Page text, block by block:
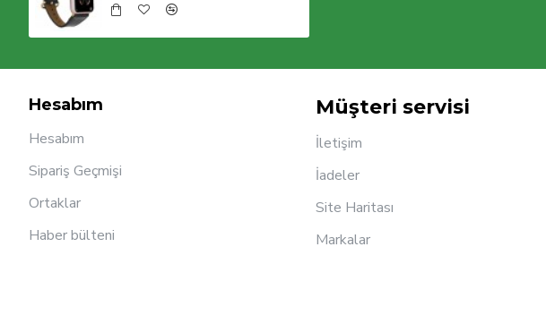
Hesabım
Hesabım
Sipariş Geçmişi
Ortaklar
Haber bülteni
Müşteri servisi
İletişim
İadeler
Site Haritası
Markalar